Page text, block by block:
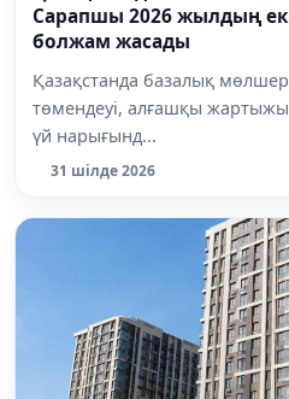
Сарапшы 2026 жылдың
болжам жасады
Қазақстанда базалық
төмендеуі, алғашқы
үй нарығынд...
31 шілде 2026